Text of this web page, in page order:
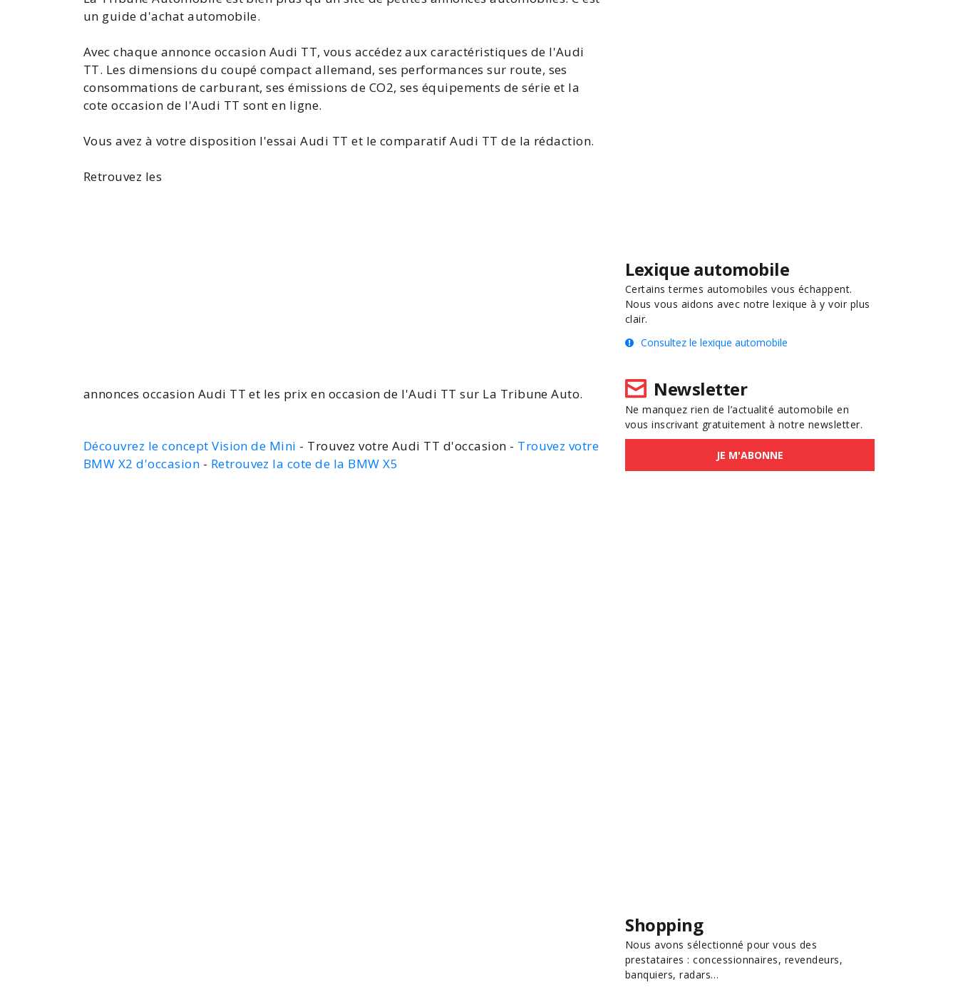
un guide d'achat automobile.
Avec chaque annonce occasion Audi TT, vous accédez auxcaractéristiques de l'Audi
TT. Les dimensions du coupé compact allemand, ses performances sur route, ses
consommations de carburant, ses émissions de CO2, ses équipements de série et la
cote occasion de l'Audi TT sont en ligne.
Vous avez à votre disposition l'essai Audi TT et le comparatif Audi TT de la rédaction.
Retrouvez les
annonces occasion Audi TT et les prix en occasion de l'Audi TT sur La Tribune Auto.
Découvrez le concept Vision de Mini - Trouvez votre Audi TT d'occasion - Trouvez votre
BMW X2 d'occasion - Retrouvez la cote de la BMW X5
Lexique automobile
Certains termes automobiles vous échappent.
Nous vous aidons avec notre lexique à y voir plus
clair.
Consultez le lexique automobile
Newsletter
Ne manquez rien de l’actualité automobile en
vous inscrivant gratuitement à notre newsletter.
JE M'ABONNE
Shopping
Nous avons sélectionné pour vous des
prestataires : concessionnaires, revendeurs,
banquiers, radars…